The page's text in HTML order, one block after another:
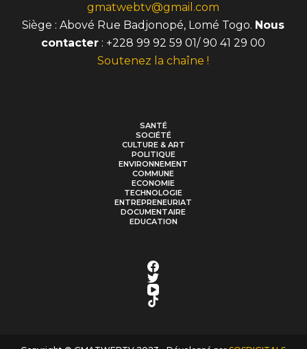
gmatwebtv@gmail.com
Siège : Abové Rue Badjonopé, Lomé Togo. Nous
contacter : +228 99 92 59 01/ 90 41 29 00
Soutenez la chaîne !
SANTÉ
SOCIÉTÉ
CULTURE & ART
POLITIQUE
ENVIRONNEMENT
COMMUNE
ECONOMIE
TECHNOLOGIE
ENTREPRENEURIAT
DOCUMENTAIRE
EDUCATION